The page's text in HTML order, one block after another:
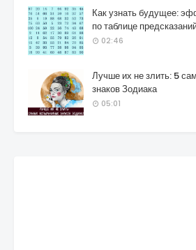
Как узнать будущее:
по таблице
02:46
Лучше их не злить: 5
знаков Зодиака
05:01